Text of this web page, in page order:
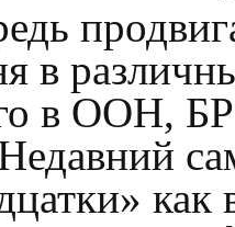
в
в ООН,